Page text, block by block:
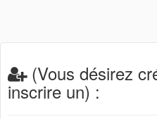
(Vous désirez
inscrire un) :